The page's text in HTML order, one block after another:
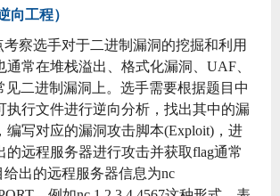
向工程）
考察选手对于二进制漏洞的挖掘和利用
通常在堆栈溢出、格式化漏洞、UAF、
见二进制漏洞上。选手需要根据题目中
执行文件进行逆向分析，找出其中的漏
编写对应的漏洞攻击脚本(Exploit)，进
的远程服务器进行攻击并获取flag通常
给出的远程服务器信息为nc